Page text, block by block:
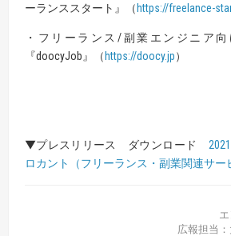
ーランススタート』（ https://freelance-
・フリーランス/副業エンジニア
『doocyJob』（ https://doocy.jp）
▼プレスリリース ダウンロード
ロカント（フリーランス・副業関連サー
広報担当